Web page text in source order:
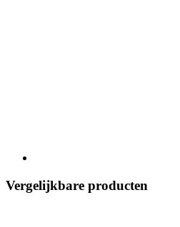
Vergelijkbare producten